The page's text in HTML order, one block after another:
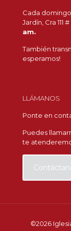
Cada
Jardín, Cra 111
am.
También
esperamos!
LLÁMANOS
Ponte en
Puedes
te
©2026